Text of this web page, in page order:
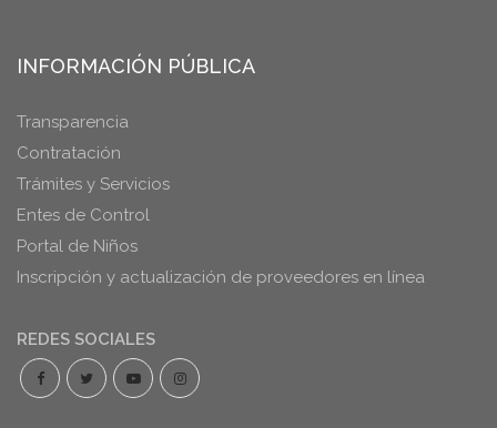
INFORMACIÓN PÚBLICA
Transparencia
Contratación
Trámites y Servicios
Entes de Control
Portal de Niños
Inscripción y actualización de proveedores en línea
REDES SOCIALES